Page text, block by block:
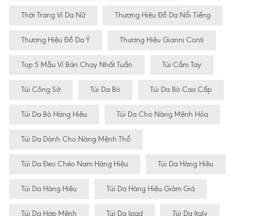
Thời Trang Ví Da Nữ Thương Hiệu Đồ Da Nổi Tiếng
Thương Hiệu Đồ Da Ý Thương Hiệu Gianni Conti
Top 5 Mẫu Ví Bán Chạy Nhất Tuần Túi Cầm Tay
Túi Công Sở Túi Da Bò Túi Da Bò Cao Cấp
Túi Da Bò Hàng Hiệu Túi Da Cho Nàng Mệnh Hỏa
Túi Da Dành Cho Nàng Mệnh Thổ
Túi Da Đeo Chéo Nam Hàng Hiệu Túi Da Hàng Hiêu
Túi Da Hàng Hiệu Túi Da Hàng Hiệu Giảm Giá
Túi Da Hợp Mệnh Túi Da Ipad Túi Da Italy